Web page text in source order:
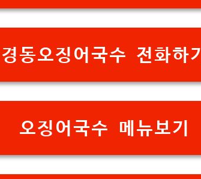
경동오징어국수 전화하기
오징어국수 메뉴보기